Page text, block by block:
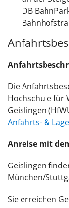
DB
Die
Hochschule für
Geislingen
Anfahrts- &
Anreise mit
Geislingen
München/
Sie erreichen